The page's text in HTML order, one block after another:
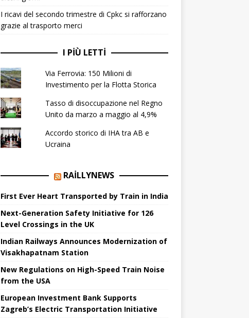
I ricavi del secondo trimestre di Cpkc si rafforzano
grazie al trasporto merci
I PIÙ LETTI
Via Ferrovia: 150 Milioni di
Investimento per la Flotta Storica
Tasso di disoccupazione nel Regno
Unito da marzo a maggio al 4,9%
Accordo storico di IHA tra AB e
Ucraina
RAILLYNEWS
First Ever Heart Transported by Train in India
Next-Generation Safety Initiative for 126
Level Crossings in the UK
Indian Railways Announces Modernization of
Visakhapatnam Station
New Regulations on High-Speed ​​Train Noise
from the USA
European Investment Bank Supports
Zagreb’s Electric Transportation Initiative